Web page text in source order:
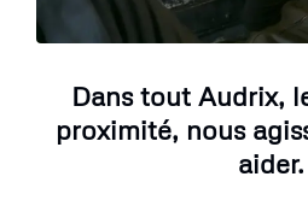
Dans tout Audrix,
proximité, nous
aider.